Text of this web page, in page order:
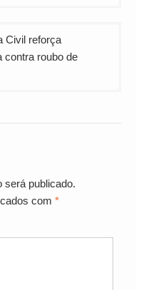
Civil reforça
contra roubo de
será publicado.
com *